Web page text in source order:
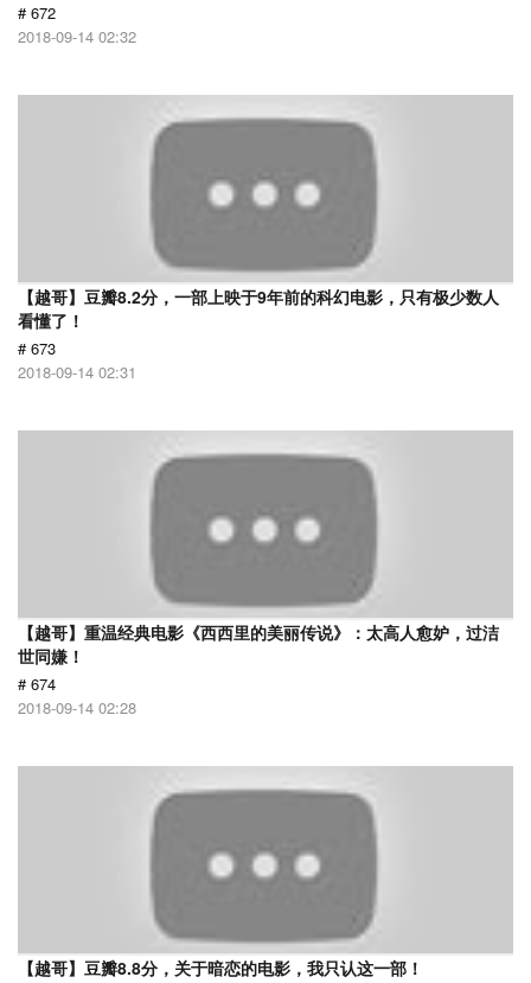
# 672
2018-09-14 02:32
【越哥】豆瓣8.2分，一部上映于9年前的科幻电影，只有极少数人
看懂了！
# 673
2018-09-14 02:31
【越哥】重温经典电影《西西里的美丽传说》：太高人愈妒，过洁
世同嫌！
# 674
2018-09-14 02:28
【越哥】豆瓣8.8分，关于暗恋的电影，我只认这一部！